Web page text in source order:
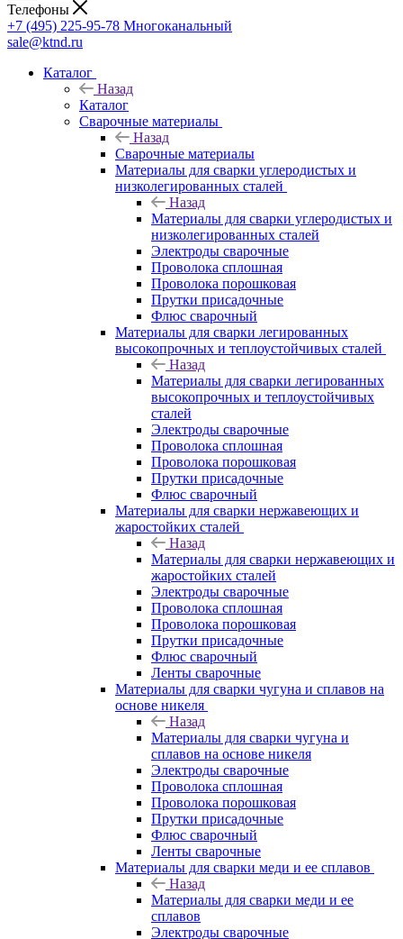
Телефоны
+7 (495) 225-95-78 Многоканальный
sale@ktnd.ru
Каталог
Назад
Каталог
Сварочные материалы
Назад
Сварочные материалы
Материалы для сварки углеродистых и
низколегированных сталей
Назад
Материалы для сварки углеродистых и
низколегированных сталей
Электроды сварочные
Проволока сплошная
Проволока порошковая
Прутки присадочные
Флюс сварочный
Материалы для сварки легированных
высокопрочных и теплоустойчивых сталей
Назад
Материалы для сварки легированных
высокопрочных и теплоустойчивых
сталей
Электроды сварочные
Проволока сплошная
Проволока порошковая
Прутки присадочные
Флюс сварочный
Материалы для сварки нержавеющих и
жаростойких сталей
Назад
Материалы для сварки нержавеющих и
жаростойких сталей
Электроды сварочные
Проволока сплошная
Проволока порошковая
Прутки присадочные
Флюс сварочный
Ленты сварочные
Материалы для сварки чугуна и сплавов на
основе никеля
Назад
Материалы для сварки чугуна и
сплавов на основе никеля
Электроды сварочные
Проволока сплошная
Проволока порошковая
Прутки присадочные
Флюс сварочный
Ленты сварочные
Материалы для сварки меди и ее сплавов
Назад
Материалы для сварки меди и ее
сплавов
Электроды сварочные